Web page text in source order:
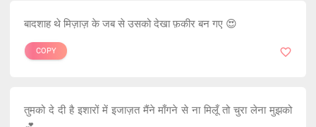
बादशाह थे मिज़ाज़ के जब से उसको देखा फ़कीर बन गए 😍
COPY
तुमको दे दी है इशारों में इजाज़त मैंने माँगने से ना मिलूँ तो चुरा लेना मुझको